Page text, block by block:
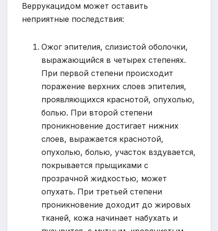
Веррукацидом может оставить
неприятные последствия:
Ожог эпителия, слизистой оболочки,
выражающийся в четырех степенях.
При первой степени происходит
поражение верхних слоев эпителия,
проявляющихся краснотой, опухолью,
болью. При второй степени
проникновение достигает нижних
слоев, выражается краснотой,
опухолью, болью, участок вздувается,
покрывается прыщиками с
прозрачной жидкостью, может
опухать. При третьей степени
проникновение доходит до жировых
тканей, кожа начинает набухать и